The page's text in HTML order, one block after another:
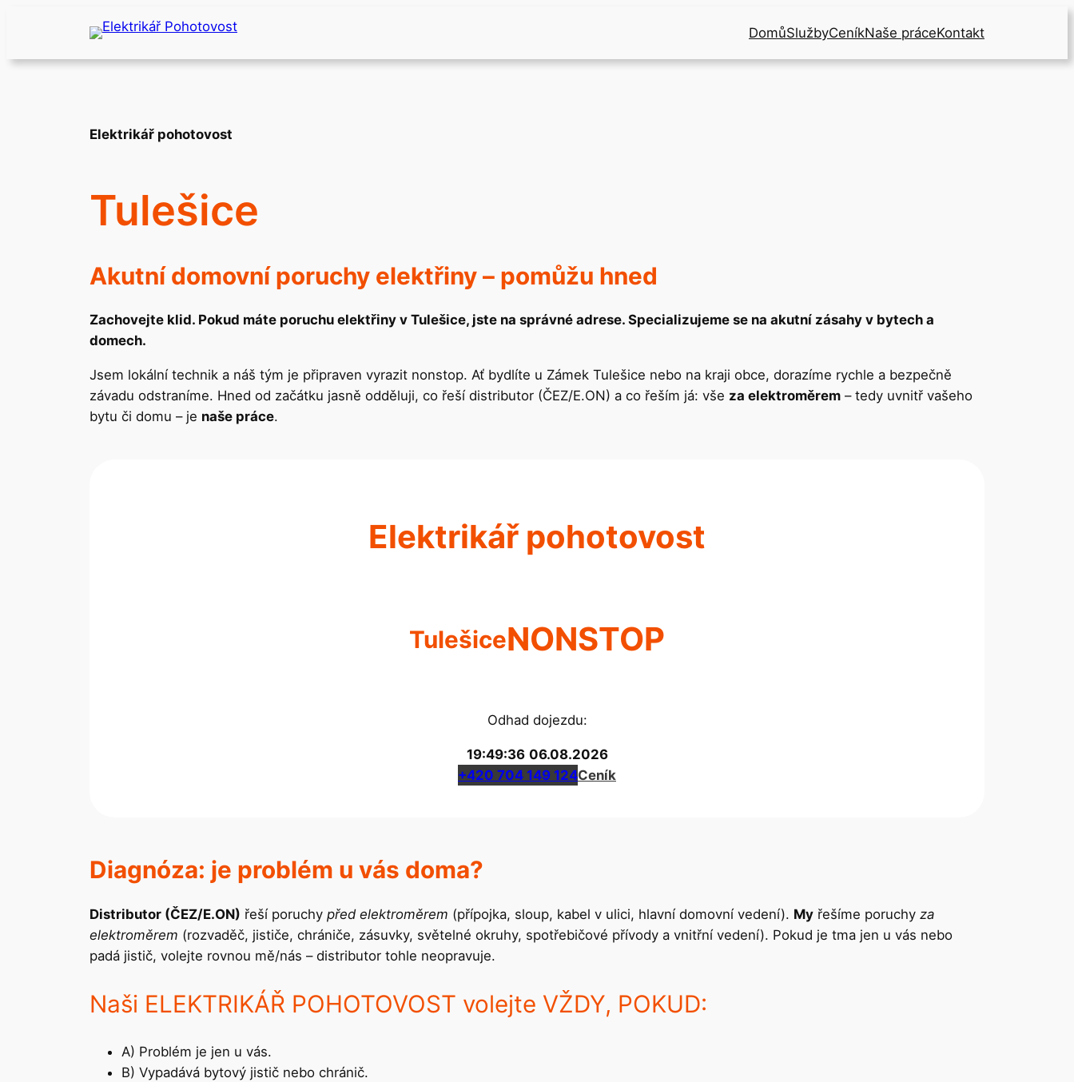
obsah
DomůSlužbyCeníkNaše práceKontakt
Elektrikář pohotovost
Tulešice
Akutní domovní poruchy elektřiny – pomůžu hned
Zachovejte klid. Pokud máte poruchu elektřiny v Tulešice, jste na správné adrese. Specializujeme se na akutní zásahy v bytech a
domech.
Jsem lokální technik a náš tým je připraven vyrazit nonstop. Ať bydlíte u Zámek Tulešice nebo na kraji obce, dorazíme rychle a bezpečně
závadu odstraníme. Hned od začátku jasně odděluji, co řeší distributor (ČEZ/E.ON) a co řeším já: vše za elektroměrem – tedy uvnitř vašeho
bytu či domu – je naše práce.
Elektrikář pohotovost
TulešiceNONSTOP
Odhad dojezdu:
19:49:36 06.08.2026
+420 704 149 124Ceník
Diagnóza: je problém u vás doma?
Distributor (ČEZ/E.ON) řeší poruchy před elektroměrem (přípojka, sloup, kabel v ulici, hlavní domovní vedení). My řešíme poruchy za
elektroměrem (rozvaděč, jističe, chrániče, zásuvky, světelné okruhy, spotřebičové přívody a vnitřní vedení). Pokud je tma jen u vás nebo
padá jistič, volejte rovnou mě/nás – distributor tohle neopravuje.
Naši ELEKTRIKÁŘ POHOTOVOST volejte VŽDY, POKUD:
A) Problém je jen u vás.
B) Vypadává bytový jistič nebo chránič.